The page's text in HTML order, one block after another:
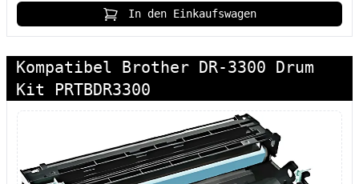
In den Einkaufswagen
Kompatibel Brother DR-3300 Drum
Kit PRTBDR3300